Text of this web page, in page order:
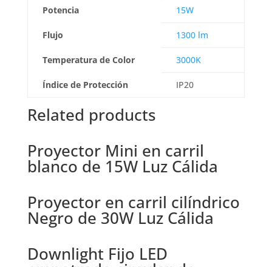
Potencia 15W
Flujo 1300 lm
Temperatura de Color 3000K
Índice de Protección IP20
Related products
Proyector Mini en carril
blanco de 15W Luz Cálida
Proyector en carril cilíndrico
Negro de 30W Luz Cálida
Downlight Fijo LED